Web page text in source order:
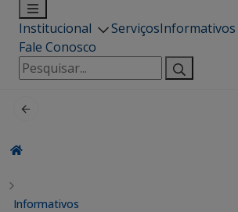
Institucional ServiçosInformativos
Fale Conosco
Pesquisar
por:
Informativos